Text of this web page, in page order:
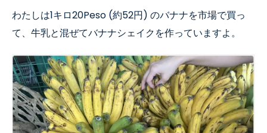
わたしは1キロ20Peso (約52円) のバナナを市場で買っ
て、牛乳と混ぜてバナナシェイクを作っていますよ。